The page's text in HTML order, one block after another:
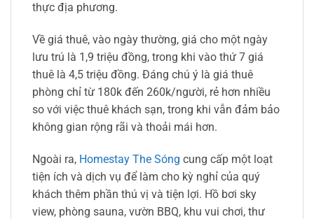
thực địa phương.
Về giá thuê, vào ngày thường, giá cho một ngày
lưu trú là 1,9 triệu đồng, trong khi vào thứ 7 giá
thuê là 4,5 triệu đồng. Đáng chú ý là giá thuê
phòng chỉ từ 180k đến 260k/người, rẻ hơn nhiều
so với việc thuê khách sạn, trong khi vẫn đảm bảo
không gian rộng rãi và thoải mái hơn.
Ngoài ra, Homestay The Sóng cung cấp một loạt
tiện ích và dịch vụ để làm cho kỳ nghỉ của quý
khách thêm phần thú vị và tiện lợi. Hồ bơi sky
view, phòng sauna, vườn BBQ, khu vui chơi, thư